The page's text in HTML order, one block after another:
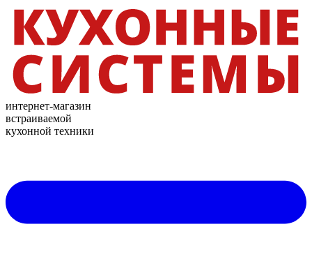
интернет-магазин
встраиваемой
кухонной техники